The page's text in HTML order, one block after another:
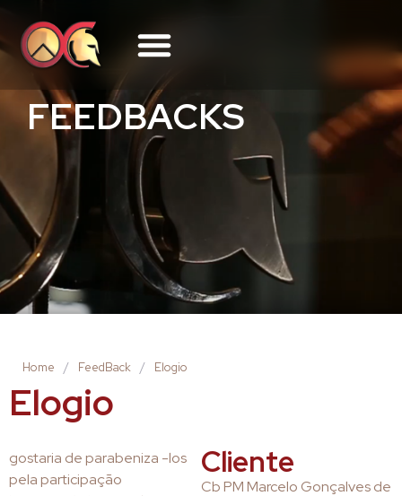
FEEDBACKS
Home / FeedBack / Elogio
Elogio
gostaria de parabeniza -los
pela participação
Cliente
Cb PM Marcelo Gonçalves de